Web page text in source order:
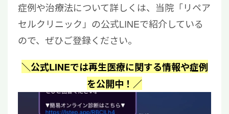
症例や治療法について詳しくは、当院「リペア
セルクリニック」の公式LINEで紹介している
ので、ぜひご登録ください。
＼公式LINEでは再生医療に関する情報や症例
を公開中！／